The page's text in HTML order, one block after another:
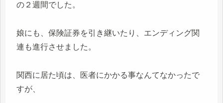
の２週間でした。
娘にも、保険証券を引き継いたり、エンディング関
連も進行させました。
関西に居た頃は、医者にかかる事なんてなかったで
すが、